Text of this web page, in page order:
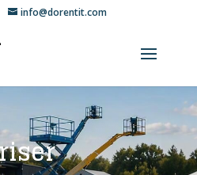
info@dorentit.com